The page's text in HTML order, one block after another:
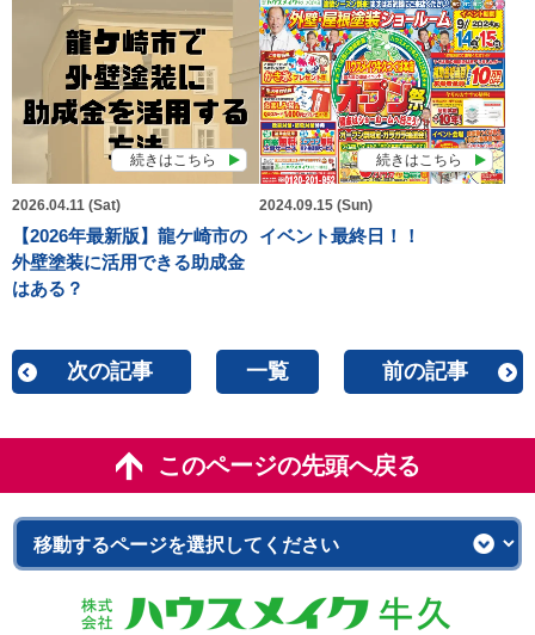
続きはこちら
2026.04.11 (Sat)
【2026年最新版】龍ケ崎市の
外壁塗装に活用できる助成金
はある？
続きはこちら
2024.09.15 (Sun)
イベント最終日！！
次の記事 一覧 前の記事
このページの先頭へ戻る